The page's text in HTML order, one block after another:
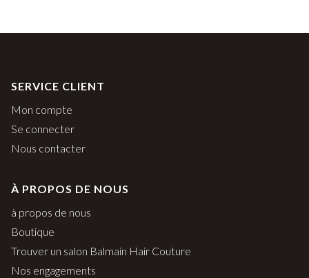
SERVICE CLIENT
Mon compte
Se connecter
Nous contacter
À PROPOS DE NOUS
à propos de nous
Boutique
Trouver un salon Balmain Hair Couture
Nos engagements